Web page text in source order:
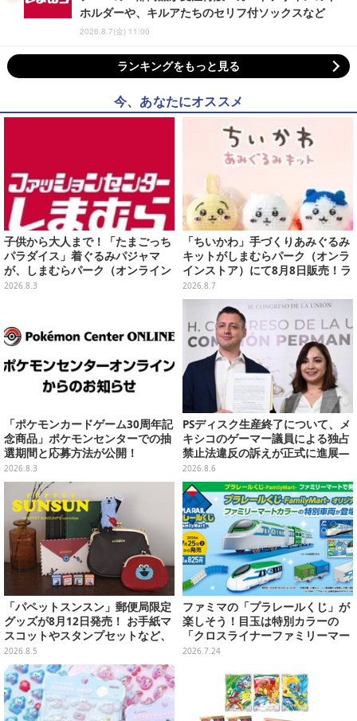
ホルダーや、キルアたちのセリフ付ソックスなど
2026.8.7(金) 11:00
ランキングをもっと見る
今、あなたにオススメ
子供から大人まで！「たまごっち
パラダイス」着ぐるみパジャマ
が、しまむらパーク（オンライン
ストア）にて受注生産
2026.8.3
「ちいかわ」手づくりあみぐるみ
キットがしまむらパーク（オンラ
インストア）にて8月8日販売！ラ
インナップ全3種、初心者向きの
編み方で作れちゃう
2026.8.7
「ポケモンカードゲーム30周年記
念商品」ポケモンセンターでの抽
選期間と応募方法が公開！
2026.8.3
PSディスク生産終了について、メ
キシコのゲーマー議員による独占
禁止法違反の訴えが正式に進展―
「テクノロジーは自由を拡大する
ために役立つべき」
2026.8.6
「パペットスンスン」郵便局限定
グッズが8月12日発売！ お手紙マ
スコットやスタンプセットなど、
可愛すぎる全5アイテムがライン
ナップ
2026.8.5
ファミマの「プラレールくじ」が
楽しそう！目玉は特別カラーの
「クロスライナーファミリーマー
ト号」、その他ライナップも注目
2026.7.24